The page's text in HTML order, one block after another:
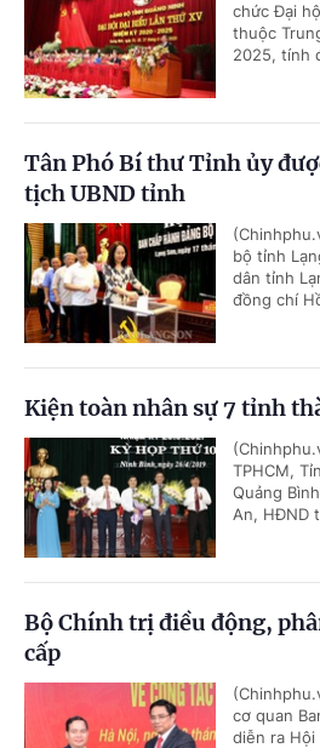
chức Đại
thuộc
2025, tính
Tân Phó Bí thư Tỉnh ủy
tịch UBND tỉnh
bộ tỉnh
dân tỉnh
đồng chí
Kiện toàn nhân sự 7 tỉnh
TPHCM,
Quảng
An, HĐND
Bộ Chính trị điều động,
cấp
cơ quan
diễn ra